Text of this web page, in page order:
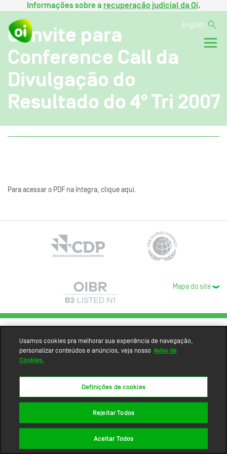
Informações sobre a recuperação judicial da Oi.
English
Convite para
Conference Call da
Divulgação do
Resultado do 4º Tri 2007
Para acessar o PDF na íntegra, clique aqui.
Mapa do site
Usamos cookies pra melhorar sua experiência de navegação,
personalizar conteúdos e anúncios, veja nosso Aviso de
Cookies.
Definições de cookies
Rejeitar Todos
Aceitar Todos